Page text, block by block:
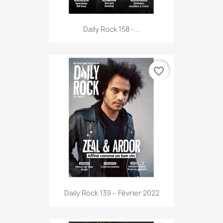
Daily Rock 158 -...
Daily Rock 139 – Février 2022
favorite_border